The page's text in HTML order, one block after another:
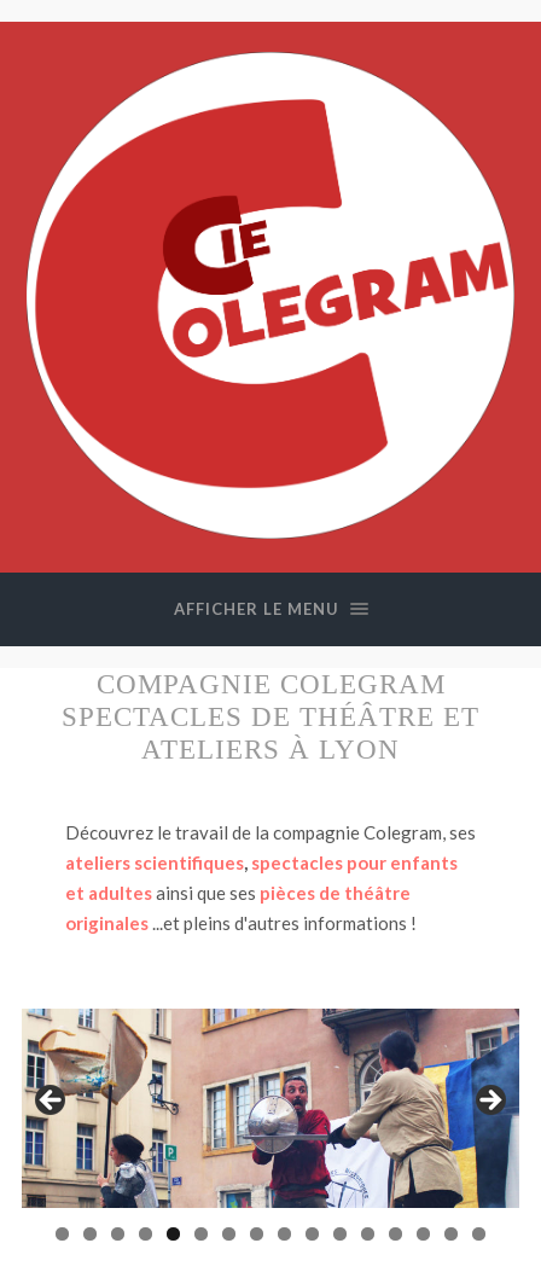
Colegram
AFFICHER LE MENU
COMPAGNIE COLEGRAM
SPECTACLES DE THÉÂTRE ET
ATELIERS À LYON
Découvrez le travail de la compagnie Colegram, ses
ateliers scientifiques, spectacles pour enfants
et adultesainsi que ses pièces de théâtre
originales...et pleins d'autres informations !